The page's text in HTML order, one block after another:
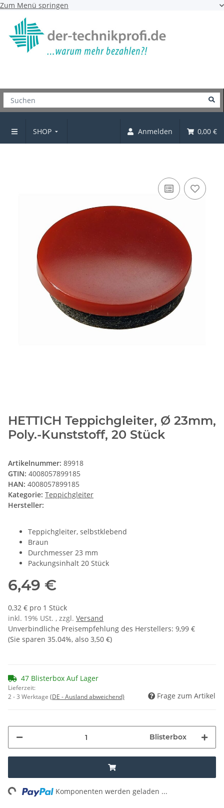
Zum Menü springen
SHOP Anmelden 0,00 €
Teppichgleiter
HETTICH Teppichgleiter, Ø 23mm,
Poly.-Kunststoff, 20 Stück
Artikelnummer: 89918
GTIN: 4008057899185
HAN: 4008057899185
Kategorie: Teppichgleiter
Hersteller:
Teppichgleiter, selbstklebend
Braun
Durchmesser 23 mm
Packungsinhalt 20 Stück
6,49 €
0,32 € pro 1 Stück
inkl. 19% USt. , zzgl. Versand
Unverbindliche Preisempfehlung des Herstellers: 9,99 €
(Sie sparen 35.04%, also 3,50 €)
47 Blisterbox Auf Lager
Lieferzeit:
2 - 3 Werktage (DE - Ausland abweichend) Frage zum Artikel
Blisterbox
Komponenten werden geladen ...